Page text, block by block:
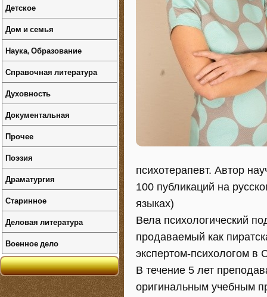
психотерапевт. Автор
100 публикаций на
языках)
Вела психологический
продаваемый как
экспертом-психологом
В течение 5 лет
оригинальным учебным
Детское
Дом и семья
Наука, Образование
Справочная литература
Духовность
Документальная
Прочее
Поэзия
Драматургия
Старинное
Деловая литература
Военное дело